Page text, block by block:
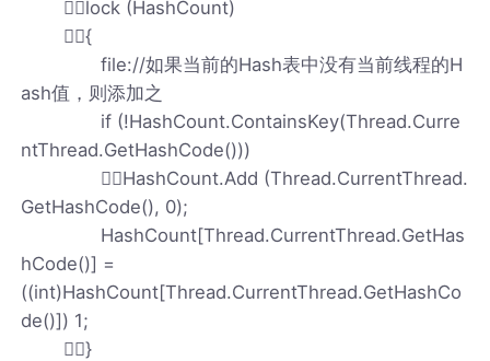
lock (HashCount)
{
file://如果当前的Hash表中没有当前线程的H
ash值，则添加之
if (!HashCount.ContainsKey(Thread.Curre
ntThread.GetHashCode()))
HashCount.Add (Thread.CurrentThread.
GetHashCode(), 0);
HashCount[Thread.CurrentThread.GetHas
hCode()] =
((int)HashCount[Thread.CurrentThread.GetHashCo
de()]) 1;
}